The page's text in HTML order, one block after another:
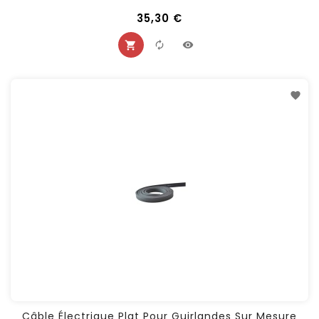
35,30 €
Câble Électrique Plat Pour Guirlandes Sur Mesure